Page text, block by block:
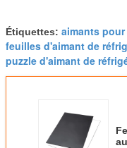
Étiquettes: aimants
feuilles d'aimant de
puzzle d'aimant de